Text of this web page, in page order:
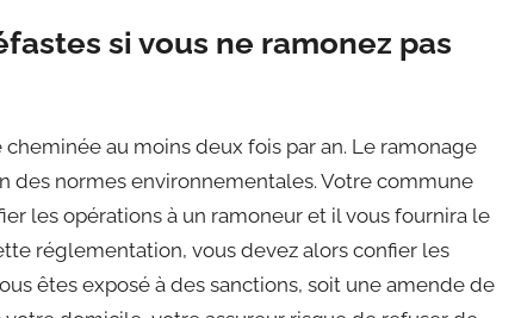
si vous ne ramonez pas
au moins deux fois par an. Le ramonage
des normes environnementales. Votre commune
les opérations à un ramoneur et il vous fournira le
réglementation, vous devez alors confier les
êtes exposé à des sanctions, soit une amende de